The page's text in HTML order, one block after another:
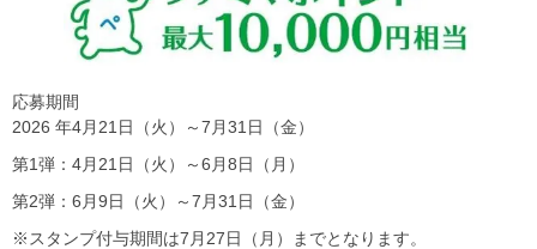
応募期間
2026 年4月21日（火）～7月31日（金）
第1弾：4月21日（火）～6月8日（月）
第2弾：6月9日（火）～7月31日（金）
※スタンプ付与期間は7月27日（月）までとなります。